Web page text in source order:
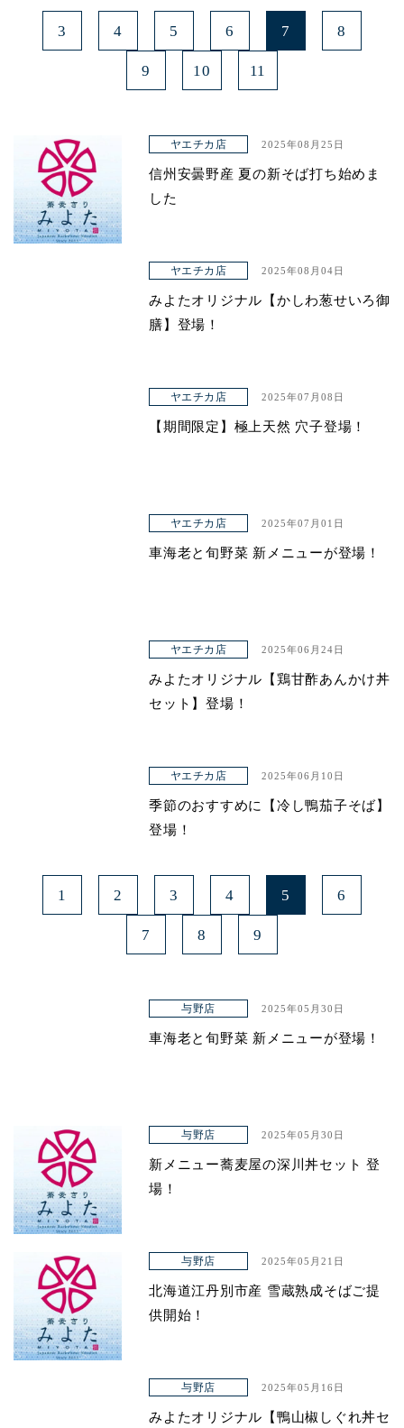
3 4 5 6 7 8
9 10 11
ヤエチカ店 2025年08月25日
信州安曇野産 夏の新そば打ち始めま
した
ヤエチカ店 2025年08月04日
みよたオリジナル【かしわ葱せいろ御
膳】登場！
ヤエチカ店 2025年07月08日
【期間限定】極上天然 穴子登場！
ヤエチカ店 2025年07月01日
車海老と旬野菜 新メニューが登場！
ヤエチカ店 2025年06月24日
みよたオリジナル【鶏甘酢あんかけ丼
セット】登場！
ヤエチカ店 2025年06月10日
季節のおすすめに【冷し鴨茄子そば】
登場！
1 2 3 4 5 6
7 8 9
与野店 2025年05月30日
車海老と旬野菜 新メニューが登場！
与野店 2025年05月30日
新メニュー蕎麦屋の深川丼セット 登
場！
与野店 2025年05月21日
北海道江丹別市産 雪蔵熟成そばご提
供開始！
与野店 2025年05月16日
みよたオリジナル【鴨山椒しぐれ丼セ